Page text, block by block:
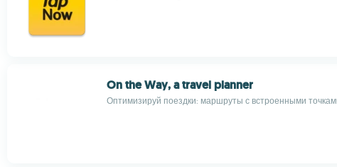
On the Way, a travel planner
Оптимизируй поездки: маршруты с встроенными